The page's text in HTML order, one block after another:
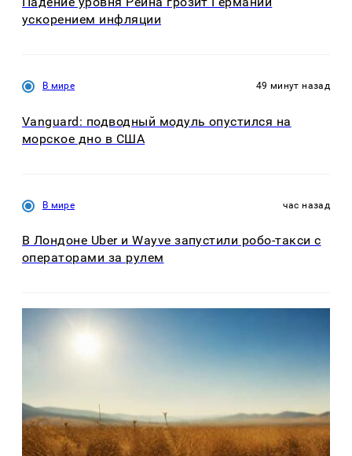
ускорением инфляции
В мире 49 минут назад
Vanguard: подводный модуль опустился на
морское дно в США
В мире час назад
В Лондоне Uber и Wayve запустили робо-такси с
операторами за рулем